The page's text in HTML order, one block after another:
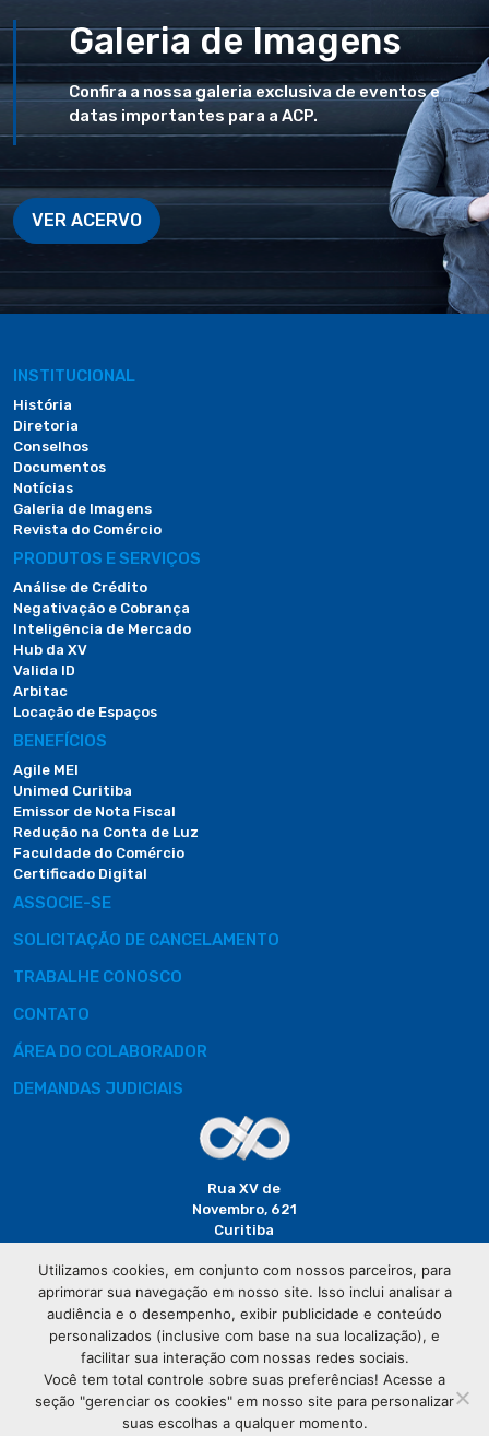
Galeria de Imagens
Confira a nossa galeria exclusiva de eventos e
datas importantes para a ACP.
VER ACERVO
INSTITUCIONAL
História
Diretoria
Conselhos
Documentos
Notícias
Galeria de Imagens
Revista do Comércio
PRODUTOS E SERVIÇOS
Análise de Crédito
Negativação e Cobrança
Inteligência de Mercado
Hub da XV
Valida ID
Arbitac
Locação de Espaços
BENEFÍCIOS
Agile MEI
Unimed Curitiba
Emissor de Nota Fiscal
Redução na Conta de Luz
Faculdade do Comércio
Certificado Digital
ASSOCIE-SE
SOLICITAÇÃO DE CANCELAMENTO
TRABALHE CONOSCO
CONTATO
ÁREA DO COLABORADOR
DEMANDAS JUDICIAIS
Rua XV de
Novembro, 621
Curitiba
(41) 3320-
2929
Utilizamos cookies, em conjunto com nossos parceiros, para
aprimorar sua navegação em nosso site. Isso inclui analisar a
audiência e o desempenho, exibir publicidade e conteúdo
personalizados (inclusive com base na sua localização), e
facilitar sua interação com nossas redes sociais.
Você tem total controle sobre suas preferências! Acesse a
seção "gerenciar os cookies" em nosso site para personalizar
suas escolhas a qualquer momento.